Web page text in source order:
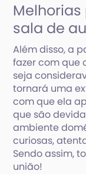
sala de
Além disso, a
fazer com que
seja
tornará uma
com que ela
que são
ambiente
curiosas,
Sendo assim,
união!